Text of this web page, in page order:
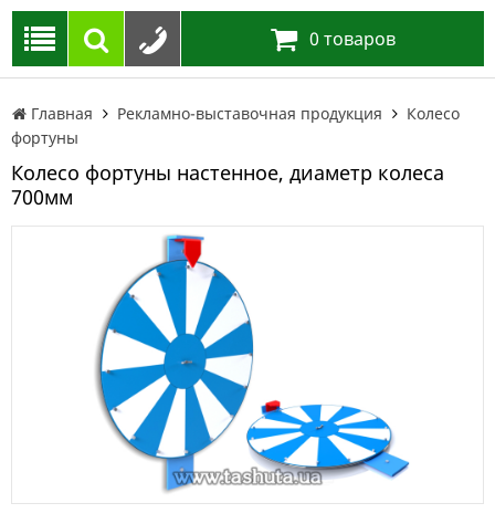
0 товаров
Главная Рекламно-выставочная продукция
Колесо
фортуны
Колесо фортуны настенное, диаметр колеса
700мм